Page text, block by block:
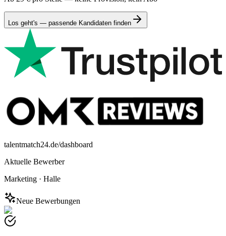
Los geht's — passende Kandidaten finden
talentmatch24.de/dashboard
Aktuelle Bewerber
Marketing · Halle
Neue Bewerbungen